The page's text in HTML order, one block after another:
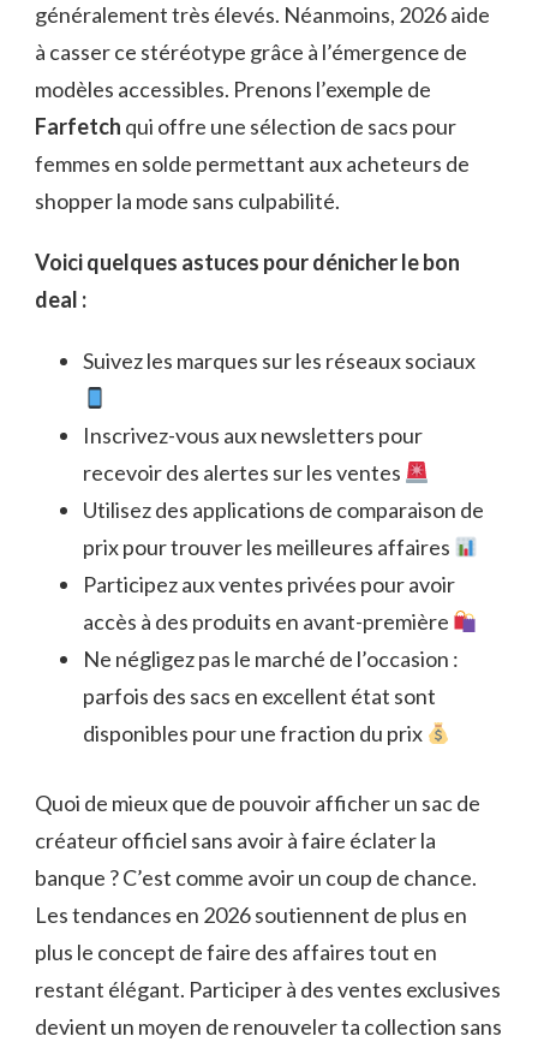
généralement très élevés. Néanmoins, 2026 aide
à casser ce stéréotype grâce à l’émergence de
modèles accessibles. Prenons l’exemple de
Farfetch qui offre une sélection de sacs pour
femmes en solde permettant aux acheteurs de
shopper la mode sans culpabilité.
Voici quelques astuces pour dénicher le bon
deal :
Suivez les marques sur les réseaux sociaux
Inscrivez-vous aux newsletters pour
recevoir des alertes sur les ventes
Utilisez des applications de comparaison de
prix pour trouver les meilleures affaires
Participez aux ventes privées pour avoir
accès à des produits en avant-première
Ne négligez pas le marché de l’occasion :
parfois des sacs en excellent état sont
disponibles pour une fraction du prix
Quoi de mieux que de pouvoir afficher un sac de
créateur officiel sans avoir à faire éclater la
banque ? C’est comme avoir un coup de chance.
Les tendances en 2026 soutiennent de plus en
plus le concept de faire des affaires tout en
restant élégant. Participer à des ventes exclusives
devient un moyen de renouveler ta collection sans